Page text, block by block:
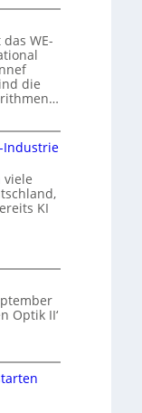
WE-
die
Industrie
viele
KI
Optik II‘